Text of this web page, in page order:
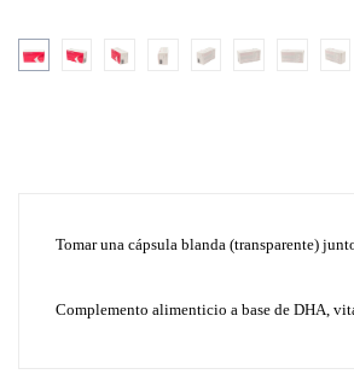
Tomar una cápsula blanda (transparente)
Complemento alimenticio a base de DHA,